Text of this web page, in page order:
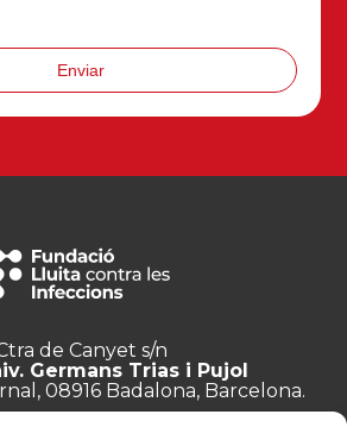
Enviar
de Canyet s/n
Germans Trias i Pujol
08916 Badalona, Barcelona.